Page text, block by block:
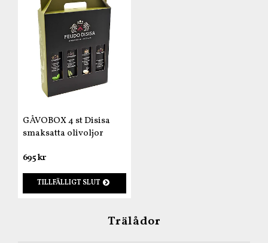
GÅVOBOX 4 st Disisa
smaksatta olivoljor
695 kr
TILLFÄLLIGT SLUT
Trälådor